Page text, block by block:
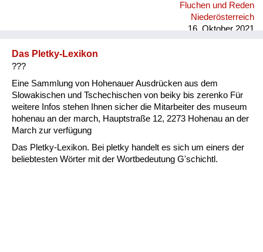
Fluchen und Reden
Niederösterreich
16. Oktober 2021
Das Pletky-Lexikon
???
Eine Sammlung von Hohenauer Ausdrücken aus dem
Slowakischen und Tschechischen von beiky bis zerenko Für
weitere Infos stehen Ihnen sicher die Mitarbeiter des museum
hohenau an der march, Hauptstraße 12, 2273 Hohenau an der
March zur verfügung
Das Pletky-Lexikon. Bei pletky handelt es sich um einers der
beliebtesten Wörter mit der Wortbedeutung G'schichtl.